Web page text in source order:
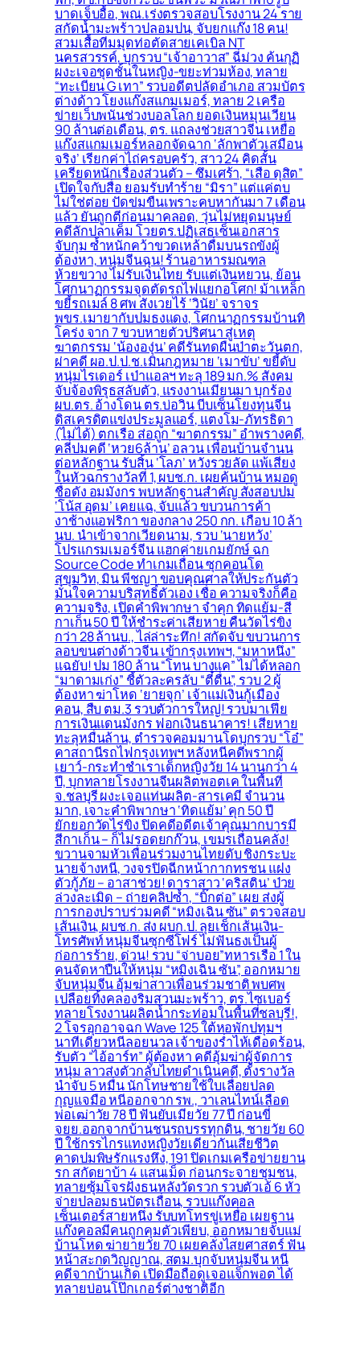
บาดเจ็บอื้อ, พณ.เร่งตรวจสอบโรงงาน 24 ราย
สกัดน้ำมะพร้าวปลอมปน, จับยกแก๊ง 18 คน!
สวมเสื้อทีมมุดท่อตัดสายเคเบิล NT
นครสวรรค์, บุกรวบ “เจ้าอาวาส” ฉี่ม่วง ค้นกุฏิ
ผงะเจอชุดชั้นในหญิง-ขยะท่วมห้อง, ทลาย
“ทะเบียน G เทา” รวบอดีตปลัดอำเภอ สวมบัตร
ต่างด้าว โยงแก๊งสแกมเมอร์, ทลาย 2 เครือ
ข่ายเว็บพนันช่วงบอลโลก ยอดเงินหมุนเวียน
90 ล้านต่อเดือน, ตร. แถลงช่วยสาวจีน เหยื่อ
แก๊งสแกมเมอร์หลอกจัดฉาก ‘ลักพาตัวเสมือน
จริง’ เรียกค่าไถ่ครอบครัว, สาว 24 คิดสั้น
เครียดหนักเรื่องส่วนตัว – ซึมเศร้า, “เสือ ดุสิต”
เปิดใจกับสื่อ ยอมรับทำร้าย “มิรา” แต่แค่ตบ
ไม่ใช่ต่อย ปัดข่มขืนเพราะคบหากันมา 7 เดือน
แล้ว ยันถูกตีก่อนมาคลอด, วุ่นไม่หยุดมนุษย์
คดีลักปลาเค็ม โวยตร.ปฏิเสธเซ็นเอกสาร
จับกุม ซ้ำหนักคว้าขวดเหล้าดื่มบนรถขังผู้
ต้องหา, หนุ่มจีนฉุน! ร้านอาหารมณฑล
ห้วยขวาง ไม่รับเงินไทย รับแต่เงินหยวน, ย้อน
โศกนาฏกรรมจุดตัดรถไฟแยกอโศก! ม้าเหล็ก
ขยี้รถเมล์ 8 ศพ สังเวยไร้ ‘วินัย’ จราจร
พขร.เมายากับปมธงแดง, โศกนาฏกรรมบ้านทิ
โคร่ง จาก 7 ขวบหายตัวปริศนา สู่เหตุ
ฆาตกรรม ‘น้ององุ่น’ คดีรันทดผืนป่าตะวันตก,
ผ่าคดี ผอ.ป.ป.ช.เมินกฎหมาย ‘เมาขับ’ ขยี้ดับ
หนุ่มไรเดอร์ เป่าแอลฯ ทะลุ 189 มก.% สังคม
จับจ้องพิรุธสลับตัว, แรงงานเมียนมา บุกร้อง
ผบ.ตร. อ้างโดน ตร.บ่อวิน บีบเซ็นโยงทุนจีน
ดิสเครดิตแข่งประมูลแอร์, แตงโม-ภัทรธิดา
(ไม่ได้) ตกเรือ ส่อถูก “ฆาตกรรม” อำพรางคดี,
คลี่ปมคดี ‘หวย6ล้าน’ อลวน เพื่อนบ้านจำนน
ต่อหลักฐาน รับสิ้น ‘โลภ’ หวังรวยลัด แพ้เสียง
ในหัวฉกรางวัลที่ 1, ผบช.ก. เผยค้นบ้าน หมอดู
ชื่อดัง อมมังกร พบหลักฐานสำคัญ สั่งสอบปม
‘โน้ส อุดม’ เคยแฉ, จับแล้ว ขบวนการค้า
งาช้างแอฟริกา ของกลาง 250 กก. เกือบ 10 ล้า
นบ. นำเข้าจากเวียดนาม, รวบ ‘นายหวัง’
โปรแกรมเมอร์จีน แฮกค่ายเกมยักษ์ ฉก
Source Code ทำเกมเถื่อน ซุกคอนโด
สุขุมวิท, มิน พีชญา ขอบคุณศาลให้ประกันตัว
มั่นใจความบริสุทธิ์ตัวเอง เชื่อ ความจริงก็คือ
ความจริง, เปิดคำพิพากษา จำคุก ทิดแย้ม-สี
กาเก็น 50 ปี ให้ชำระค่าเสียหาย คืนวัดไร่ขิง
กว่า 28 ล้านบ., ไล่ล่าระทึก! สกัดจับ ขบวนการ
ลอบขนต่างด้าวจีน เข้ากรุงเทพฯ, “มหาหนึ่ง”
แฉยับ! ปม 180 ล้าน “โทน บางแค” ไม่ได้หลอก
“มาดามเก่ง” ชี้ตัวละครลับ “ตี๋ตื่น”, รวบ 2 ผู้
ต้องหา ฆ่าโหด ‘ยายจุก’ เจ้าแม่เงินกู้เมือง
คอน, สืบ ตม.3 รวบตัวการใหญ่! รวบมาเฟีย
การเงินแดนมังกร ฟอกเงินธนาคาร! เสียหาย
ทะลุหมื่นล้าน, ตำรวจคอมมานโดบุกรวบ “โอ๋”
คาสถานีรถไฟกรุงเทพฯ หลังหนีคดีพรากผู้
เยาว์-กระทำชำเราเด็กหญิงวัย 14 นานกว่า 4
ปี, บุกทลายโรงงานจีนผลิตพอตเค ในพื้นที่
จ.ชลบุรี ผงะเจอแท่นผลิต-สารเคมี จำนวน
มาก, เจาะคำพิพากษา ‘ทิดแย้ม’ คุก 50 ปี
ยักยอกวัดไร่ขิง ปิดคดีอดีตเจ้าคุณมากบารมี
สีกาเก็น – ก็ไม่รอดยกก๊วน, เขมรเถื่อนคลั่ง!
ขวานจามหัวเพื่อนร่วมงานไทยดับ ชิงกระบะ
นายจ้างหนี, วงจรปิดฉีกหน้ากากทรชน แฝง
ตัวกู้ภัย – อาสาช่วย! ดาราสาว ‘คริสติน’ ป่วย
ล่วงละเมิด – ถ่ายคลิปซ้ำ, “บิ๊กต่อ” เผย ส่งผู้
การกองปราบร่วมคดี “หมิงเฉิน ซัน” ตรวจสอบ
เส้นเงิน, ผบช.ก. ส่ง ผบก.ป. ลุยเช็กเส้นเงิน-
โทรศัพท์ หนุ่มจีนซุกซีโฟร์ ไม่ฟันธงเป็นผู้
ก่อการร้าย, ด่วน! รวบ “จ่าบอย”ทหารเรือ 1 ใน
คนจัดหาปืนให้หนุ่ม “หมิงเฉิน ซัน”, ออกหมาย
จับหนุ่มจีน อุ้มฆ่าสาวเพื่อนร่วมชาติ พบศพ
เปลือยทิ้งคลองริมสวนมะพร้าว, ตร.ไซเบอร์
ทลายโรงงานผลิตน้ำกระท่อมในพื้นที่ชลบุรี!,
2 โจรอุกอาจฉก Wave 125 ใต้หอพักปทุมฯ
นาทีเดียวหนีลอยนวล เจ้าของร่ำไห้เดือดร้อน,
รับตัว “ไอ้อาร์ท” ผู้ต้องหา คดีอุ้มฆ่าผู้จัดการ
หนุ่ม ลาวส่งตัวกลับไทยดำเนินคดี, ตั้งรางวัล
นำจับ 5 หมื่น นักโทษชายใช้ใบเลื่อยปลด
กุญแจมือ หนีออกจาก รพ., วาเลนไทน์เลือด
พ่อเฒ่าวัย 78 ปี ฟันยับเมียวัย 77 ปี ก่อนขี่
จยย.ออกจากบ้านชนรถบรรทุกดิน, ชายวัย 60
ปี ใช้กรรไกรแทงหญิงวัยเดียวกันเสียชีวิต
คาดปมพิษรักแรงหึง, 191 ปิดเกมเครือข่ายยาน
รก สกัดยาบ้า 4 แสนเม็ด ก่อนกระจายชุมชน,
ทลายซุ้มโจรฝั่งธนหลังวัดรวก รวบตัวเอ้ 6 หัว
จ่ายปลอมธนบัตรเถื่อน, รวบแก๊งคอล
เซ็นเตอร์สายหนึ่ง รับบทโทรขู่เหยื่อ เผยฐาน
แก๊งคอลมีคนถูกคุมตัวเพียบ, ออกหมายจับแม่
บ้านโหด ฆ่ายายวัย 70 เผยคลั่งไสยศาสตร์ ฟัน
หน้าสะกดวิญญาณ, สตม.บุกจับหนุ่มจีน หนี
คดีจากบ้านเกิด เปิดมือถือดูเจอแจ็กพอต ได้
ทลายบ่อนโป๊กเกอร์ต่างชาติอีก